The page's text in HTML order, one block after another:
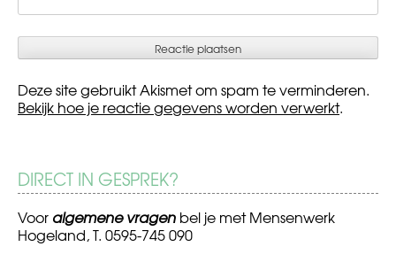
Deze site gebruikt Akismet om spam te verminderen.
Bekijk hoe je reactie gegevens worden verwerkt.
DIRECT IN GESPREK?
Voor algemene vragen bel je met Mensenwerk
Hogeland, T. 0595-745 090